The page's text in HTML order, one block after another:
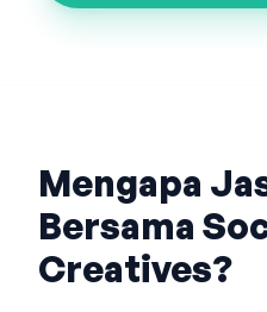
Mengapa
Bersama
Creatives?